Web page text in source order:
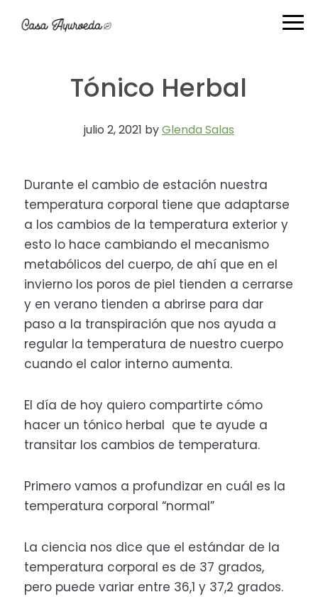
Tónico Herbal
julio 2, 2021 byGlenda Salas
Durante el cambio de estación nuestra
temperatura corporal tiene que adaptarse
a los cambios de la temperatura exterior y
esto lo hace cambiando el mecanismo
metabólicos del cuerpo, de ahí que en el
invierno los poros de piel tienden a cerrarse
y en verano tienden a abrirse para dar
paso a la transpiración que nos ayuda a
regular la temperatura de nuestro cuerpo
cuando el calor interno aumenta.
El día de hoy quiero compartirte cómo
hacer un tónico herbal que te ayude a
transitar los cambios de temperatura.
Primero vamos a profundizar en cuál es la
temperatura corporal “normal”
La ciencia nos dice que el estándar de la
temperatura corporal es de 37 grados,
pero puede variar entre 36,1 y 37,2 grados.